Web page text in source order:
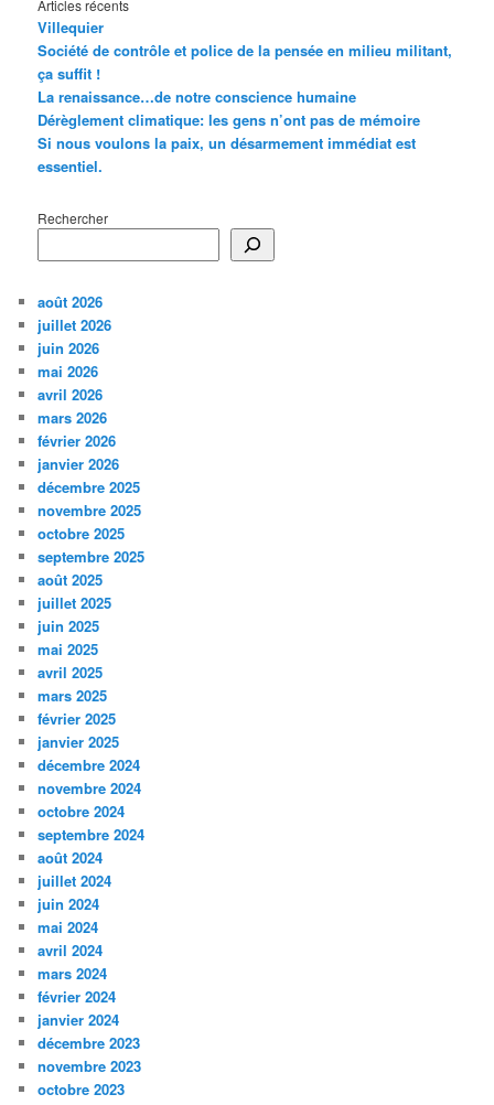
Articles récents
Villequier
Société de contrôle et police de la pensée en milieu militant,
ça suffit !
La renaissance…de notre conscience humaine
Dérèglement climatique: les gens n’ont pas de mémoire
Si nous voulons la paix, un désarmement immédiat est
essentiel.
Rechercher
août 2026
juillet 2026
juin 2026
mai 2026
avril 2026
mars 2026
février 2026
janvier 2026
décembre 2025
novembre 2025
octobre 2025
septembre 2025
août 2025
juillet 2025
juin 2025
mai 2025
avril 2025
mars 2025
février 2025
janvier 2025
décembre 2024
novembre 2024
octobre 2024
septembre 2024
août 2024
juillet 2024
juin 2024
mai 2024
avril 2024
mars 2024
février 2024
janvier 2024
décembre 2023
novembre 2023
octobre 2023